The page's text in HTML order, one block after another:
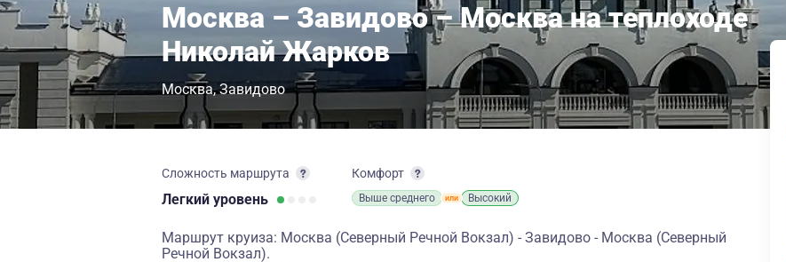
Москва – Завидово – Москва на теплоходе
Николай Жарков
Москва Завидово
Сложность маршрута
Легкий уровень
Комфорт
Выше среднего Высокий
Маршрут круиза: Москва (Северный Речной Вокзал) - Завидово - Москва (Северный
Речной Вокзал).